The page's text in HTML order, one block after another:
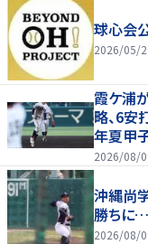
球心会
2026/05/
霞ケ浦
略、6安
年夏甲
2026/08/
沖縄尚
勝ちに
2026/08/